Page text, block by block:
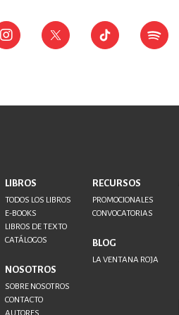
LIBROS
TODOS LOS LIBROS
E-BOOKS
LIBROS DE TEXTO
CATÁLOGOS
NOSOTROS
SOBRE NOSOTROS
CONTACTO
RECURSOS
PROMOCIONALES
CONVOCATORIAS
BLOG
LA VENTANA ROJA